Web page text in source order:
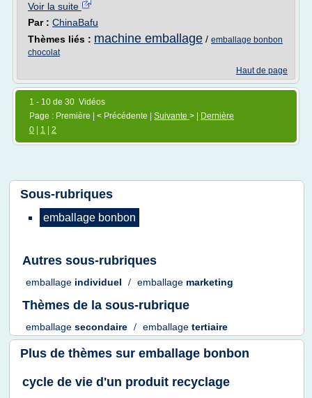
Voir la suite
Par : ChinaBafu
Thèmes liés : machine emballage / emballage bonbon
chocolat
Haut de page
1 - 10 de 30 Vidéos
Page : Première | < Précédente | Suivante > |
Dernière
0
1 2
Sous-rubriques
emballage bonbon
Autres sous-rubriques
emballage individuel / emballage marketing
Thèmes de la sous-rubrique
emballage secondaire / emballage tertiaire
Plus de thèmes sur emballage bonbon
cycle de vie d'un produit recyclage